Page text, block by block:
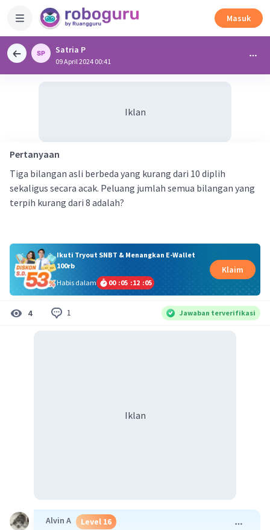
Masuk
Satria P
09 April 2024 00:41
Iklan
Pertanyaan
Tiga bilangan asli berbeda yang kurang dari 10 diplih
sekaligus secara acak. Peluang jumlah semua bilangan yang
terpih kurang dari 8 adalah?
Ikuti Tryout SNBT & Menangkan E-Wallet
100rb
Habis dalam
00 :05 :12 :04
Klaim
4 1 Jawaban terverifikasi
Iklan
Alvin A Level 16